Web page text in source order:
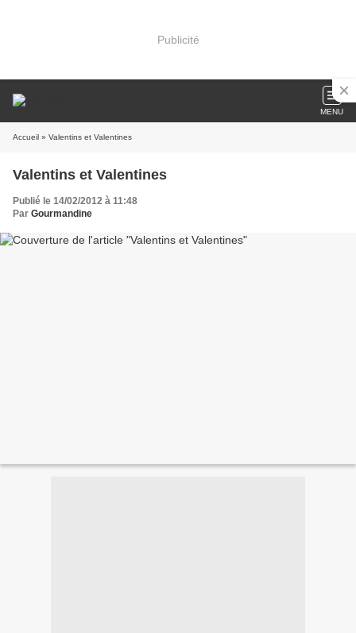
Publicité
MENU
Accueil » Valentins et Valentines
Valentins et Valentines
Publié le 14/02/2012 à 11:48
Par Gourmandine